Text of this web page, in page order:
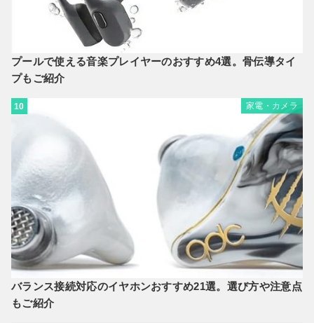
プールで使える音楽プレイヤーのおすすめ4選。骨伝導タイ
プもご紹介
10 家電・カメラ
バランス接続対応のイヤホンおすすめ21選。選び方や注意点
もご紹介